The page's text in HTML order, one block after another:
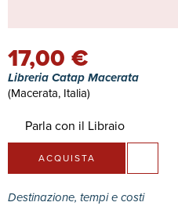
17,00 €
Libreria Catap Macerata
(Macerata, Italia)
Parla con il Libraio
ACQUISTA
Destinazione, tempi e costi